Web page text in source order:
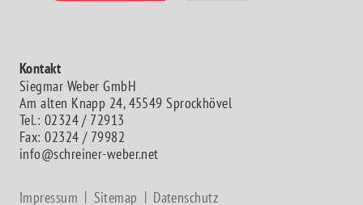
Kontakt
Siegmar Weber GmbH
Am alten Knapp 24, 45549 Sprockhövel
Tel.: 02324 / 72913
Fax: 02324 / 79982
info@schreiner-weber.net
Impressum Sitemap Datenschutz